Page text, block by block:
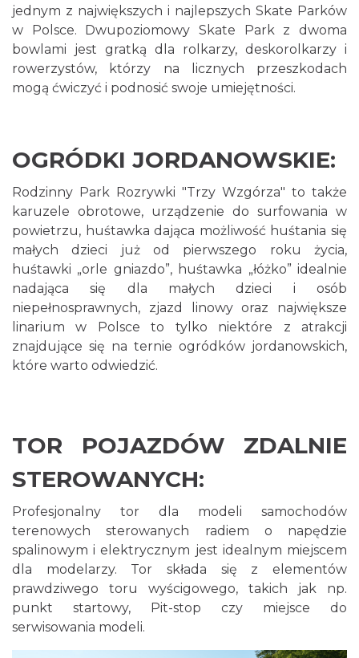
jednym z największych i najlepszych Skate Parków
w Polsce. Dwupoziomowy Skate Park z dwoma
bowlami jest gratką dla rolkarzy, deskorolkarzy i
rowerzystów, którzy na licznych przeszkodach
mogą ćwiczyć i podnosić swoje umiejętności.
OGRÓDKI JORDANOWSKIE:
Rodzinny Park Rozrywki "Trzy Wzgórza" to także
karuzele obrotowe, urządzenie do surfowania w
powietrzu, huśtawka dająca możliwość huśtania się
małych dzieci już od pierwszego roku życia,
huśtawki „orle gniazdo”, huśtawka „łóżko” idealnie
nadająca się dla małych dzieci i osób
niepełnosprawnych, zjazd linowy oraz największe
linarium w Polsce to tylko niektóre z atrakcji
znajdujące się na ternie ogródków jordanowskich,
które warto odwiedzić.
TOR POJAZDÓW ZDALNIE
STEROWANYCH:
Profesjonalny tor dla modeli samochodów
terenowych sterowanych radiem o napędzie
spalinowym i elektrycznym jest idealnym miejscem
dla modelarzy. Tor składa się z elementów
prawdziwego toru wyścigowego, takich jak np.
punkt startowy, Pit-stop czy miejsce do
serwisowania modeli.